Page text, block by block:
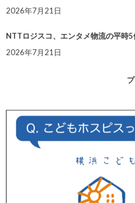
2026年7月21日
NTTロジスコ、エンタメ物流の平時
2026年7月21日